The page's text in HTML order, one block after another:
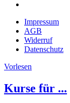
Impressum
AGB
Widerruf
Datenschutz
Vorlesen
Kurse für ...